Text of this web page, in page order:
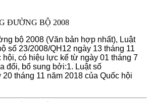
ĐƯỜNG BỘ 2008
bộ 2008 (Văn bản hợp nhất), Luật
số 23/2008/QH12 ngày 13 tháng 11
hội, có hiệu lực kể từ ngày 01 tháng 7
đổi, bổ sung bởi:1. Luật số
tháng 11 năm 2018 của Quốc hội